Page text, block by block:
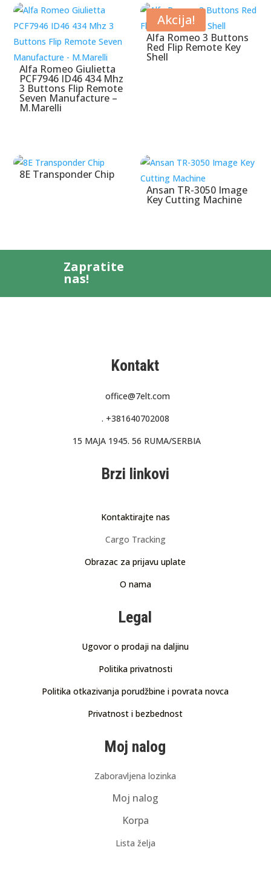
Alfa Romeo Giulietta
PCF7946 ID46 434 Mhz
3 Buttons Flip Remote
Seven Manufacture –
M.Marelli
Akcija!
Alfa Romeo 3 Buttons
Red Flip Remote Key
Shell
8E Transponder Chip
Ansan TR-3050 Image
Key Cutting Machine
Zapratite
nas!
Kontakt
office@7elt.com
. +381640702008
15 MAJA 1945. 56 RUMA/SERBIA
Brzi linkovi
Kontaktirajte nas
Cargo Tracking
Obrazac za prijavu uplate
O nama
Legal
Ugovor o prodaji na daljinu
Politika privatnosti
Politika otkazivanja porudžbine i povrata novca
Privatnost i bezbednost
Moj nalog
Zaboravljena lozinka
Moj nalog
Korpa
Lista želja